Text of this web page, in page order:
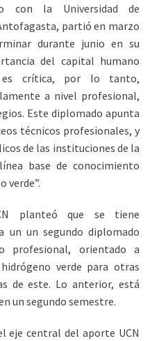
con la Universidad de
partió en marzo
durante junio en su
del capital humano
crítica, por lo tanto,
a nivel profesional,
Este diplomado apunta
técnicos profesionales, y
de las instituciones de la
base de conocimiento
verde”.
planteó que se tiene
un un segundo diplomado
profesional, orientado a
verde para otras
de este. Lo anterior, está
un segundo semestre.
eje central del aporte UCN